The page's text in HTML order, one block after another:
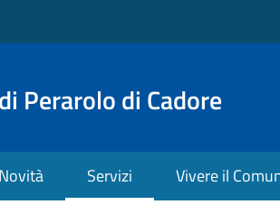
Perarolo di Cadore
Novità Servizi Vivere il